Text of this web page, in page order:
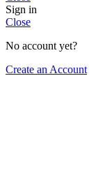
Sign in
Close
No account yet?
Create an Account